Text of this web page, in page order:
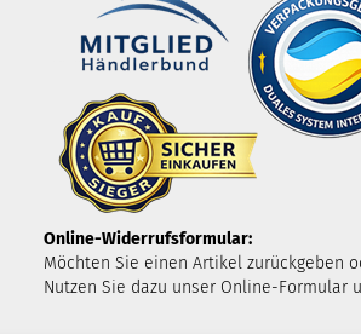
Online-Widerrufsformular:
Möchten Sie einen Artikel zurückgeben
Nutzen Sie dazu unser Online-Formular